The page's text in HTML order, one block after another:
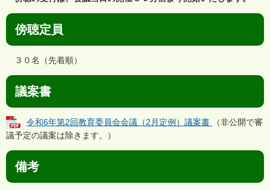
傍聴定員
３０名（先着順）
議案書
令和6年第2回教育委員会会議（2月定例）議案書
（非公開で審
議予定の議案は除きます。）
備考